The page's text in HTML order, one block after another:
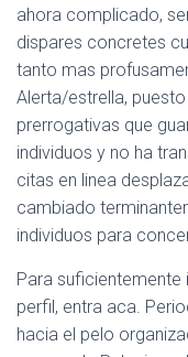
ahora complicado,
dispares concretes
tanto mas
Alerta/estrella,
prerrogativas que
individuos y no ha
citas en linea
cambiado
individuos para
Para
perfil, entra aca.
hacia el pelo